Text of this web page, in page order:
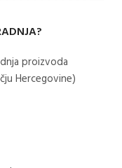
proizvoda
Hercegovine)